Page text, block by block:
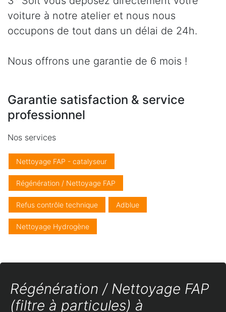
voiture à notre atelier et nous nous
occupons de tout dans un délai de 24h.
Nous offrons une garantie de 6 mois !
Garantie satisfaction & service
professionnel
Nos services
Nettoyage FAP - catalyseur
Régénération / Nettoyage FAP
Refus contrôle technique Adblue
Nettoyage Hydrogène
Régénération / Nettoyage FAP
(filtre à particules) à